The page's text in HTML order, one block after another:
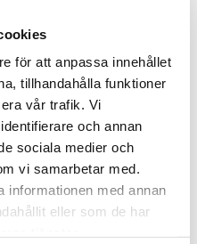
för att anpassa innehållet
tillhandahålla funktioner
vår trafik. Vi
och annan
sociala medier och
vi samarbetar med.
informationen med annan
eller som de har
Lägg till i favoriter
L-76475
76475
från oss inom 0-1 vardagar